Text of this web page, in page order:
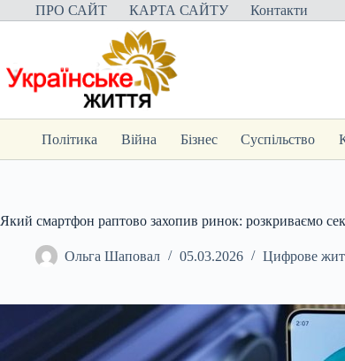
Перейти
до
ПРО САЙТ КАРТА САЙТУ Контакти
Політика Війна Бізнес Суспільство
Який смартфон раптово захопив ринок: розкриваємо
Ольга Шаповал 05.03.2026 Цифрове